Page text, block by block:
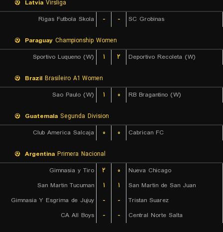
Latvia Virsliga
Rigas Futbola Skola
- - SC Grobinas
Paraguay Championship Women
Sportivo Luqueno (W)
۱ ۲ Deportivo Recoleta (W)
Brazil Brasileiro A1 Women
Sao Paulo (W)
۱ ۰ RB Bragantino (W)
Guatemala Segunda Division
Club America Salcaja
۰ ۰ Cabrican FC
Argentina Primera Nacional
Gimnasia y Tiro
۲ ۰
Nueva Chicago
San Martin Tucuman
۱ ۱
San Martin de San Juan
Gimnasia Y Esgrima de Jujuy
- -
Tristan Suarez
CA All Boys
- - Central Norte Salta